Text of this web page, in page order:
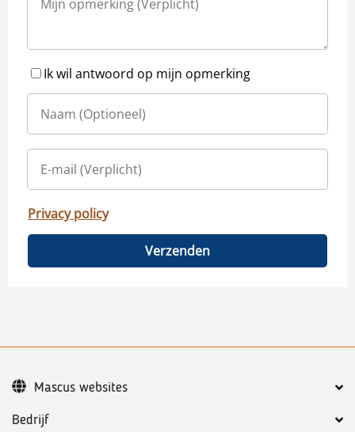
Ik wil antwoord op mijn opmerking
Privacy policy
Verzenden
Bedrijf
Mascus websites